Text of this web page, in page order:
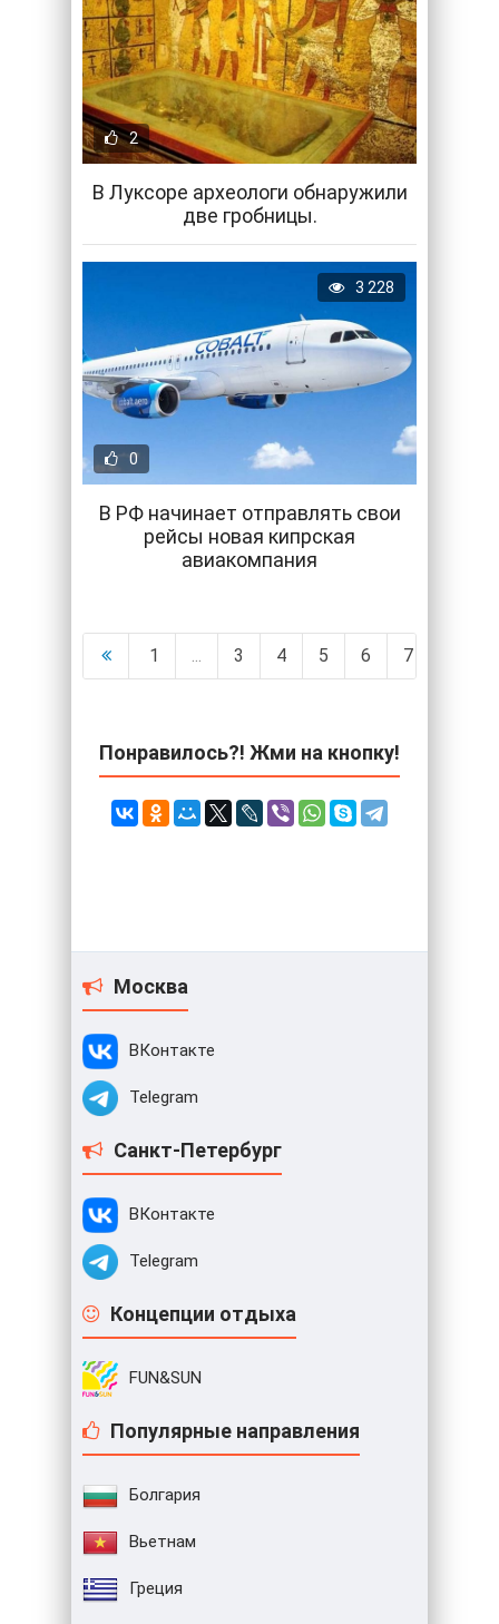
2
В Луксоре археологи обнаружили
две гробницы.
0
3 228
В РФ начинает отправлять свои
рейсы новая кипрская
авиакомпания
1 ... 3 4 5 6 7
Понравилось?! Жми на кнопку!
Москва
ВКонтакте
Telegram
Санкт-Петербург
ВКонтакте
Telegram
Концепции отдыха
FUN&SUN
Популярные направления
Болгария
Вьетнам
Греция